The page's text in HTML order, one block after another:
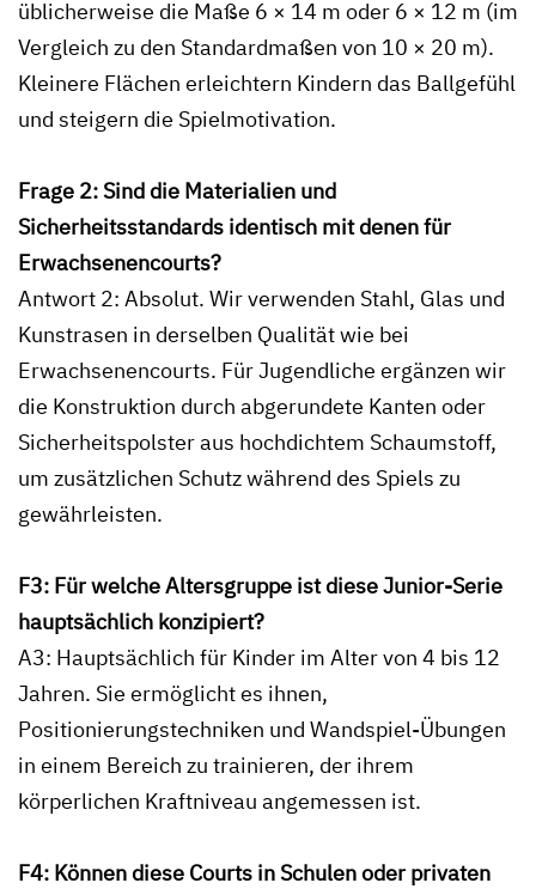
üblicherweise die Maße 6 × 14 m oder 6 × 12 m (im
Vergleich zu den Standardmaßen von 10 × 20 m).
Kleinere Flächen erleichtern Kindern das Ballgefühl
und steigern die Spielmotivation.
Frage 2: Sind die Materialien und
Sicherheitsstandards identisch mit denen für
Erwachsenencourts?
Antwort 2: Absolut. Wir verwenden Stahl, Glas und
Kunstrasen in derselben Qualität wie bei
Erwachsenencourts. Für Jugendliche ergänzen wir
die Konstruktion durch abgerundete Kanten oder
Sicherheitspolster aus hochdichtem Schaumstoff,
um zusätzlichen Schutz während des Spiels zu
gewährleisten.
F3: Für welche Altersgruppe ist diese Junior-Serie
hauptsächlich konzipiert?
A3: Hauptsächlich für Kinder im Alter von 4 bis 12
Jahren. Sie ermöglicht es ihnen,
Positionierungstechniken und Wandspiel-Übungen
in einem Bereich zu trainieren, der ihrem
körperlichen Kraftniveau angemessen ist.
F4: Können diese Courts in Schulen oder privaten